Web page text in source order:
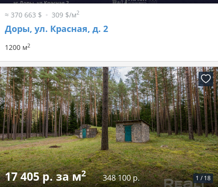
≈ 370 663 $ 309 $/м2
Доры, ул. Красная, д. 2
1200 м2
1 / 18
17 405 р. за м2 348 100 р.